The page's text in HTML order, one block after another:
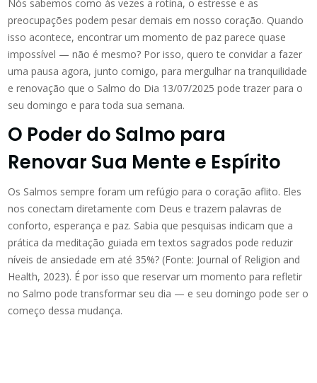
Nós sabemos como às vezes a rotina, o estresse e as
preocupações podem pesar demais em nosso coração. Quando
isso acontece, encontrar um momento de paz parece quase
impossível — não é mesmo? Por isso, quero te convidar a fazer
uma pausa agora, junto comigo, para mergulhar na tranquilidade
e renovação que o Salmo do Dia 13/07/2025 pode trazer para o
seu domingo e para toda sua semana.
O Poder do Salmo para
Renovar Sua Mente e Espírito
Os Salmos sempre foram um refúgio para o coração aflito. Eles
nos conectam diretamente com Deus e trazem palavras de
conforto, esperança e paz. Sabia que pesquisas indicam que a
prática da meditação guiada em textos sagrados pode reduzir
níveis de ansiedade em até 35%? (Fonte: Journal of Religion and
Health, 2023). É por isso que reservar um momento para refletir
no Salmo pode transformar seu dia — e seu domingo pode ser o
começo dessa mudança.